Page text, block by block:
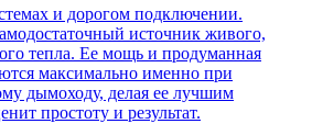
и дорогом подключении.
источник живого,
тепла. Ее мощь и продуманная
максимально именно при
дымоходу, делая ее лучшим
простоту и результат.